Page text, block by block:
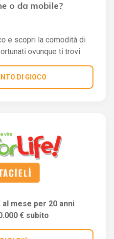
o da mobile?
e scopri la comodità di
ovunque ti trovi
DI GIOCO
al mese per 20 anni
€ subito